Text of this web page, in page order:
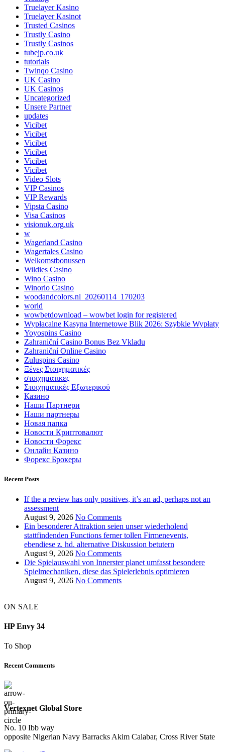
Truelayer Kasino
Truelayer Kasinot
Trusted Casinos
Trustly Casino
Trustly Casinos
tubejp.co.uk
tutorials
Twinqo Casino
UK Casino
UK Casinos
Uncategorized
Unsere Partner
updates
Vicibet
Vicibet
Vicibet
Vicibet
Vicibet
Vicibet
Video Slots
VIP Casinos
VIP Rewards
Vipsta Casino
Visa Casinos
visionuk.org.uk
w
Wagerland Casino
Wagertales Casino
Welkomstbonussen
Wildies Casino
Wino Casino
Winorio Casino
woodandcolors.nl_20260114_170203
world
wowbetdownload – wowbet login for registered
Wypłacalne Kasyna Internetowe Blik 2026: Szybkie Wypłaty
Yoyospins Casino
Zahraniční Casino Bonus Bez Vkladu
Zahraniční Online Casino
Zuluspins Casino
Ξένες Στοιχηματικές
στοιχηματικες
Στοιχηματικές Εξωτερικού
Казино
Наши Партнери
Наши партнеры
Новая папка
Новости Криптовалют
Новости Форекс
Онлайн Казино
Форекс Брокеры
Recent Posts
If the a review has only positives, it’s an ad, perhaps not an
assessment
August 9, 2026 No Comments
Ein besonderer Attraktion seien unser wiederholend
stattfindenden Functions ferner tollen Firmenevents,
ebendiese z. hd. alternative Diskussion betutern
August 9, 2026 No Comments
Die Spielauswahl von Innerster planet umfasst besondere
Spielmechaniken, diese das Spielerlebnis optimieren
August 9, 2026 No Comments
ON SALE
HP Envy 34
To Shop
Recent Comments
Vertexnet Global Store
No. 10 Ibb way
opposite Nigerian Navy Barracks Akim Calabar, Cross River State